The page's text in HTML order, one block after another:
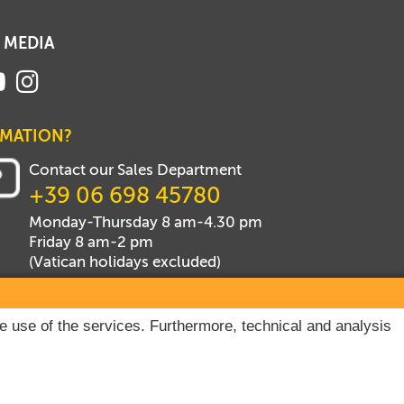
use of the services. Furthermore, technical and analysis
Contact our Sales Department
+39 06 698 45780
Monday-Thursday 8 am-4.30 pm
Friday 8 am-2 pm
(Vatican holidays excluded)